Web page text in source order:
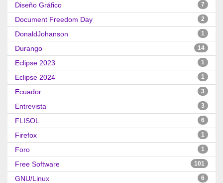
Diseño Gráfico 7
Document Freedom Day 2
DonaldJohanson 1
Durango 14
Eclipse 2023 1
Eclipse 2024 1
Ecuador 3
Entrevista 3
FLISOL 6
Firefox 1
Foro 1
Free Software 101
GNU/Linux 6